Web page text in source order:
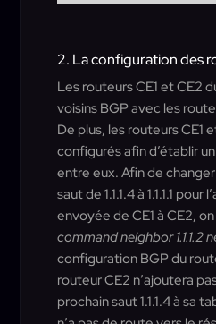
2. La configuration des
Les routeurs CE1 et CE2
voisins BGP avec les
De plus, les routeurs CE1
configurés afin d’établir
entre eux. Afin de
saut de 1.1.1.4 à 1.1.1.1 pour
envoyée de CE1 à CE2,
command neighbor 1.1.1.2
configuration BGP du
routeur CE2 n’ajoutera
prochain saut 1.1.1.4 à sa